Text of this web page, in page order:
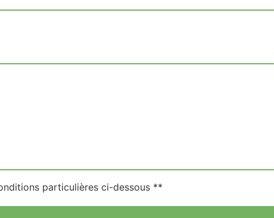
particulières ci-dessous **